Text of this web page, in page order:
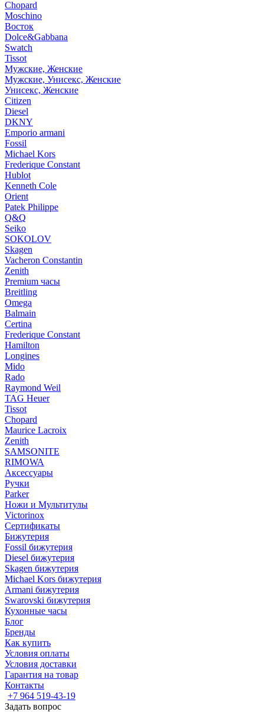
Chopard
Moschino
Восток
Dolce&Gabbana
Swatch
Tissot
Мужские, Женские
Мужские, Унисекс, Женские
Унисекс, Женские
Citizen
Diesel
DKNY
Emporio armani
Fossil
Michael Kors
Frederique Constant
Hublot
Kenneth Cole
Orient
Patek Philippe
Q&Q
Seiko
SOKOLOV
Skagen
Vacheron Constantin
Zenith
Premium часы
Breitling
Omega
Balmain
Certina
Frederique Constant
Hamilton
Longines
Mido
Rado
Raymond Weil
TAG Heuer
Tissot
Chopard
Maurice Lacroix
Zenith
SAMSONITE
RIMOWA
Аксессуары
Ручки
Parker
Ножи и Мультитулы
Victorinox
Сертификаты
Бижутерия
Fossil бижутерия
Diesel бижутерия
Skagen бижутерия
Michael Kors бижутерия
Armani бижутерия
Swarovski бижутерия
Кухонные часы
Блог
Бренды
Как купить
Условия оплаты
Условия доставки
Гарантия на товар
Контакты
+7 964 519-43-19
Задать вопрос